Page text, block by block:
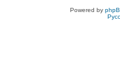
Powered by